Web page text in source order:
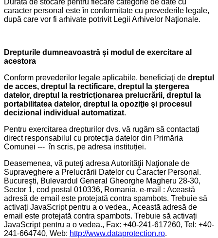
caracter personal este în conformitate cu prevederile legale,
după care vor fi arhivate potrivit Legii Arhivelor Naţionale.
Drepturile dumneavoastră și modul de exercitare al
acestora
Conform prevederilor legale aplicabile, beneficiaţi de dreptul
de acces, dreptul la rectificare, dreptul la ştergerea
datelor, dreptul la restricţionarea prelucrării, dreptul la
portabilitatea datelor, dreptul la opoziţie şi procesul
decizional individual automatizat.
Pentru exercitarea drepturilor dvs. vă rugăm să contactați
direct responsabilul cu protecția datelor din Primăria
Comunei --- în scris, pe adresa instituției.
Deasemenea, vă puteţi adresa Autorităţii Naţionale de
Supraveghere a Prelucrării Datelor cu Caracter Personal.
Bucureşti, Bulevardul General Gheorghe Magheru 28-30,
Sector 1, cod postal 010336, Romania, e-mail : Această
adresă de email este protejată contra spambots. Trebuie să
activați JavaScript pentru a o vedea., Această adresă de
email este protejată contra spambots. Trebuie să activați
JavaScript pentru a o vedea., Fax: +40-241-617260, Tel: +40-
241-664740, Web: http://www.dataprotection.ro.